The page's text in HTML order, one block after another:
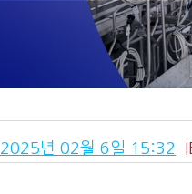
2025년 02월 6일 15:32